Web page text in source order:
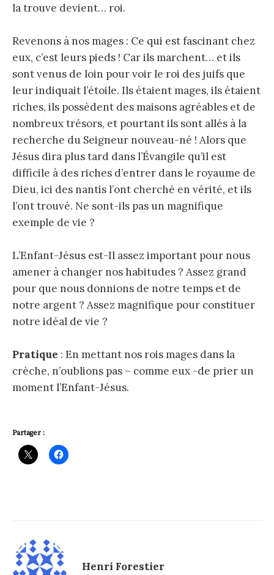
la trouve devient… roi.
Revenons à nos mages : Ce qui est fascinant chez
eux, c’est leurs pieds ! Car ils marchent… et ils
sont venus de loin pour voir le roi des juifs que
leur indiquait l’étoile. Ils étaient mages, ils étaient
riches, ils possèdent des maisons agréables et de
nombreux trésors, et pourtant ils sont allés à la
recherche du Seigneur nouveau-né ! Alors que
Jésus dira plus tard dans l’Évangile qu’il est
difficile à des riches d’entrer dans le royaume de
Dieu, ici des nantis l’ont cherché en vérité, et ils
l’ont trouvé. Ne sont-ils pas un magnifique
exemple de vie ?
L’Enfant-Jésus est-Il assez important pour nous
amener à changer nos habitudes ? Assez grand
pour que nous donnions de notre temps et de
notre argent ? Assez magnifique pour constituer
notre idéal de vie ?
Pratique : En mettant nos rois mages dans la
crèche, n’oublions pas – comme eux -de prier un
moment l’Enfant-Jésus.
Partager :
Henri Forestier